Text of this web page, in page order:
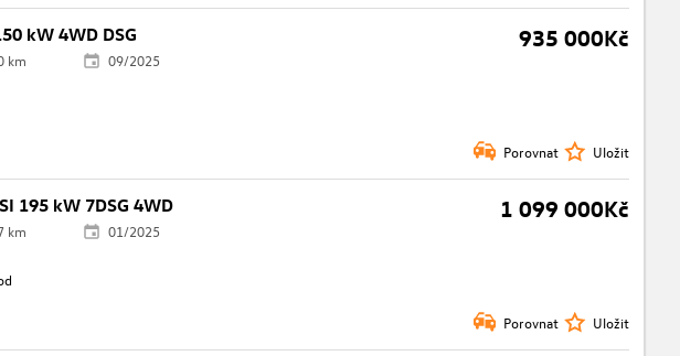
kW 4WD DSG 935 000Kč
km
09/2025
Porovnat Uložit
195 kW 7DSG 4WD 1 099 000Kč
km
01/2025
Porovnat Uložit